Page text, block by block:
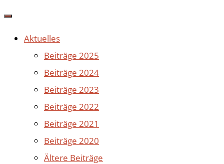
Aktuelles
Beiträge 2025
Beiträge 2024
Beiträge 2023
Beiträge 2022
Beiträge 2021
Beiträge 2020
Ältere Beiträge